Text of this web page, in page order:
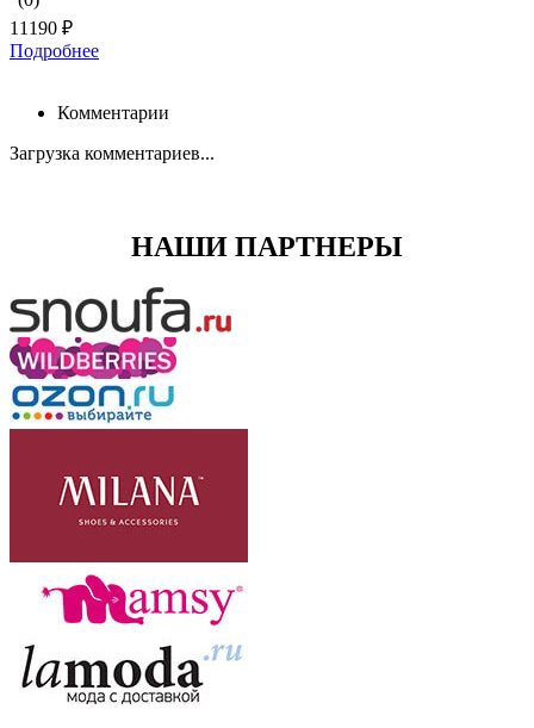
11190 ₽
Подробнее
Комментарии
Загрузка комментариев...
НАШИ ПАРТНЕРЫ